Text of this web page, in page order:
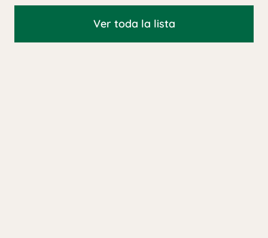
Ver toda la lista